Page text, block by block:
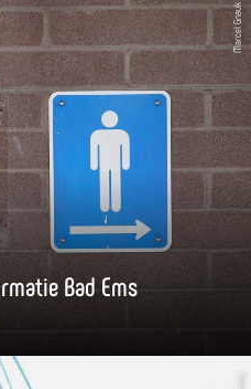
Marcel Gnauk
Bad Ems